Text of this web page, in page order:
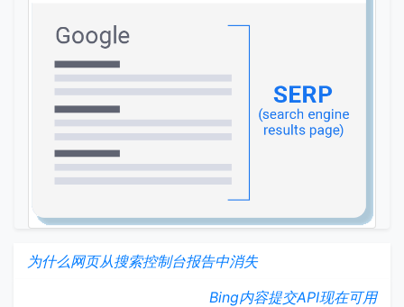
为什么网页从搜索控制台报告中消失
Bing内容提交API现在可用